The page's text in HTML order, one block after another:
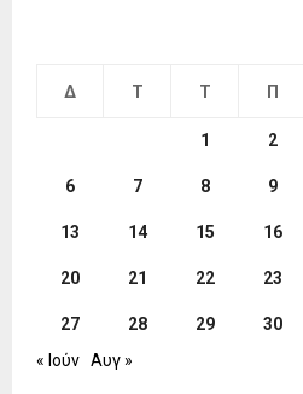
Δ Τ Τ Π
1 2
6 7 8 9
13 14 15 16
20 21 22 23
27 28 29 30
« Ιούν Αυγ »